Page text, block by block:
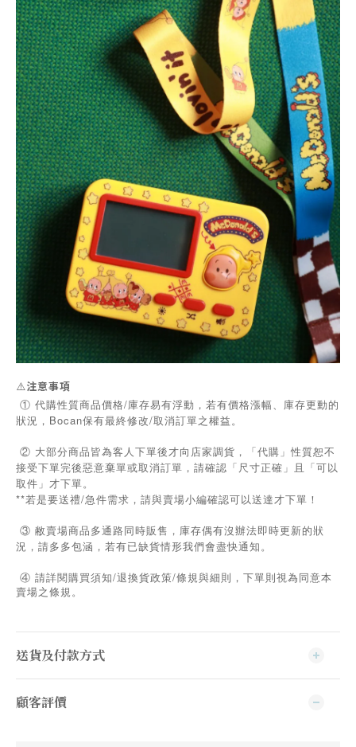
⚠️注意事項
① 代購性質商品價格/庫存易有浮動，若有價格漲幅、庫存更動的
狀況，Bocan保有最終修改/取消訂單之權益。
② 大部分商品皆為客人下單後才向店家調貨，「代購」性質恕不
接受下單完後惡意棄單或取消訂單，請確認「尺寸正確」且「可以
取件」才下單。
**若是要送禮/急件需求，請與賣場小編確認可以送達才下單！
③ 敝賣場商品多通路同時販售，庫存偶有沒辦法即時更新的狀
況，請多多包涵，若有已缺貨情形我們會盡快通知。
④ 請詳閱購買須知/退換貨政策/條規與細則，下單則視為同意本
賣場之條規。
送貨及付款方式
顧客評價